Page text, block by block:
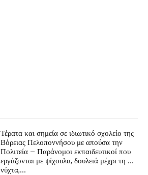
Τέρατα και σημεία σε ιδιωτικό σχολείο της
Βόρειας Πελοποννήσου με απούσα την
Πολιτεία – Παράνομοι εκπαιδευτικοί που
εργάζονται με ψίχουλα, δουλειά μέχρι τη …
νύχτα,...